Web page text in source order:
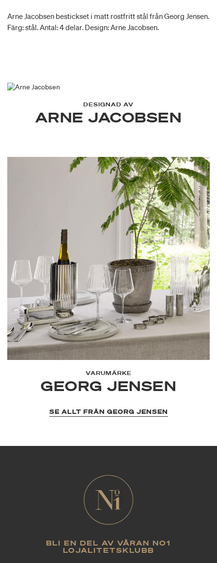
Arne Jacobsen bestickset i matt rostfritt stål från Georg Jensen.
Färg: stål. Antal: 4 delar. Design: Arne Jacobsen.
DESIGNAD AV
ARNE JACOBSEN
VARUMÄRKE
GEORG JENSEN
SE ALLT FRÅN GEORG JENSEN
BLI EN DEL AV VÅRAN NO1
LOJALITETSKLUBB